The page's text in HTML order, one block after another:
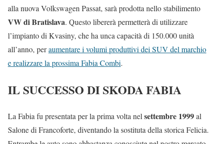
alla nuova Volkswagen Passat, sarà prodotta nello stabilimento
VW di Bratislava. Questo libererà permetterà di utilizzare
l’impianto di Kvasiny, che ha unca capacità di 150.000 unità
all’anno, peraumentare i volumi produttivi dei SUV del marchio
e realizzare la prossima Fabia Combi.
IL SUCCESSO DI SKODA FABIA
La Fabia fu presentata per la prima volta nelsettembre 1999al
Salone di Francoforte, diventando la sostituta della storica Felicia.